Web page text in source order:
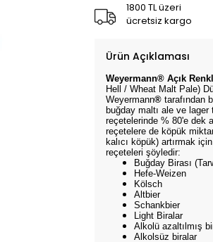
1800 TL üzeri
ücretsiz kargo
Ürün Açıklaması
Weyermann® Açık
Hell / Wheat Malt Pale)
Weyermann® tarafından
buğday maltı ale ve
reçetelerinde % 80'e dek
reçetelere de köpük
kalıcı köpük) artırmak
reçeteleri şöyledir:
Buğday Birası
Hefe-Weizen
Kölsch
Altbier
Schankbier
Light Biralar
Alkolü azaltılmış
Alkolsüz biralar